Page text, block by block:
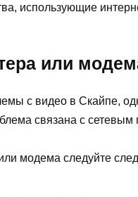
использующие
или
с видео в Скайпе,
связана с
модема следуйте